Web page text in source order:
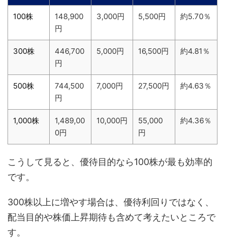
100株
148,900
円
3,000円 5,500円 約5.70％
300株
446,700
円
5,000円 16,500円 約4.81％
500株
744,500
円
7,000円 27,500円 約4.63％
1,000株
1,489,00
0円
10,000円
55,000
円
約4.36％
こうして見ると、優待目的なら100株が最も効率的
です。
300株以上に増やす場合は、優待利回りではなく、
配当目的や株価上昇期待も含めて考えたいところで
す。